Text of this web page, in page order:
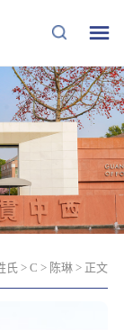
氏 >C > 陈琳 > 正文